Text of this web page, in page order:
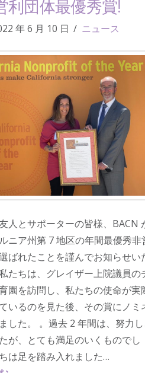
利団体最優秀賞!
年 6 月 10 日 ニュース
人とサポーターの皆様、BACN
ニア州第 7 地区の年間最優秀非
ばれたことを謹んでお知らせい
たちは、グレイザー上院議員の
園を訪問し、私たちの使命が実
いるのを見た後、その賞にノミ
した。 。過去 2 年間は、努力し
が、とても満足のいくものでし
は足を踏み入れました…